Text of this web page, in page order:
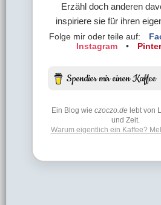
Erzähl doch anderen
inspiriere sie für ihren
Folge mir oder teile auf:
Instagram
•
Ein Blog wie czoczo.delebt von
und Zeit.
Warum eigentlich ein Kaffee?